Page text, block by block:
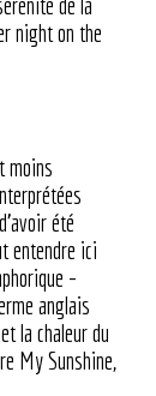
de la
night on the
moins
été
entendre ici
–
anglais
la chaleur du
My Sunshine,